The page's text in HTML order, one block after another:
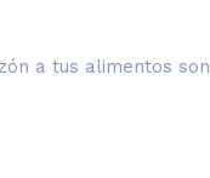
a tus alimentos son